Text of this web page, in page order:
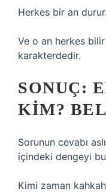
Herkes bir an
Ve o an herkes
karakterdedir.
SONUÇ:
KIM?
Sorunun cevabı
içindeki dengeyi
Kimi zaman